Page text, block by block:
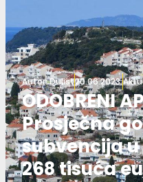
Autor:Dulist20.06.2023.
ODOBRENI
Prosječna
subvencija
268 tisuća